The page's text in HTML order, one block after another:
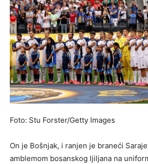
Foto: Stu Forster/Getty Images
On je Bošnjak, i ranjen je braneći
amblemom bosanskog ljiljana na